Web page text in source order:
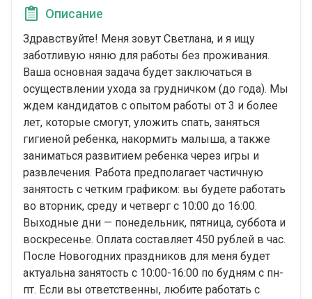
Описание
Здравствуйте! Меня зовут Светлана, и я ищу
заботливую няню для работы без проживания.
Ваша основная задача будет заключаться в
осуществлении ухода за грудничком (до года). Мы
ждем кандидатов с опытом работы от 3 и более
лет, которые смогут, уложить спать, заняться
гигиеной ребенка, накормить малыша, а также
заниматься развитием ребенка через игры и
развлечения. Работа предполагает частичную
занятость с четким графиком: вы будете работать
во вторник, среду и четверг с 10:00 до 16:00.
Выходные дни — понедельник, пятница, суббота и
воскресенье. Оплата составляет 450 рублей в час.
После Новогодних праздников для меня будет
актуальна занятость с 10:00-16:00 по будням с пн-
пт. Если вы ответственны, любите работать с